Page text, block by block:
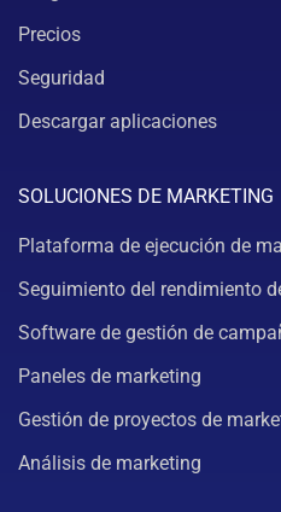
Precios
Seguridad
Descargar aplicaciones
SOLUCIONES DE MARKETING
Plataforma de ejecución de
Seguimiento del rendimiento
Software de gestión de
Paneles de marketing
Gestión de proyectos de
Análisis de marketing